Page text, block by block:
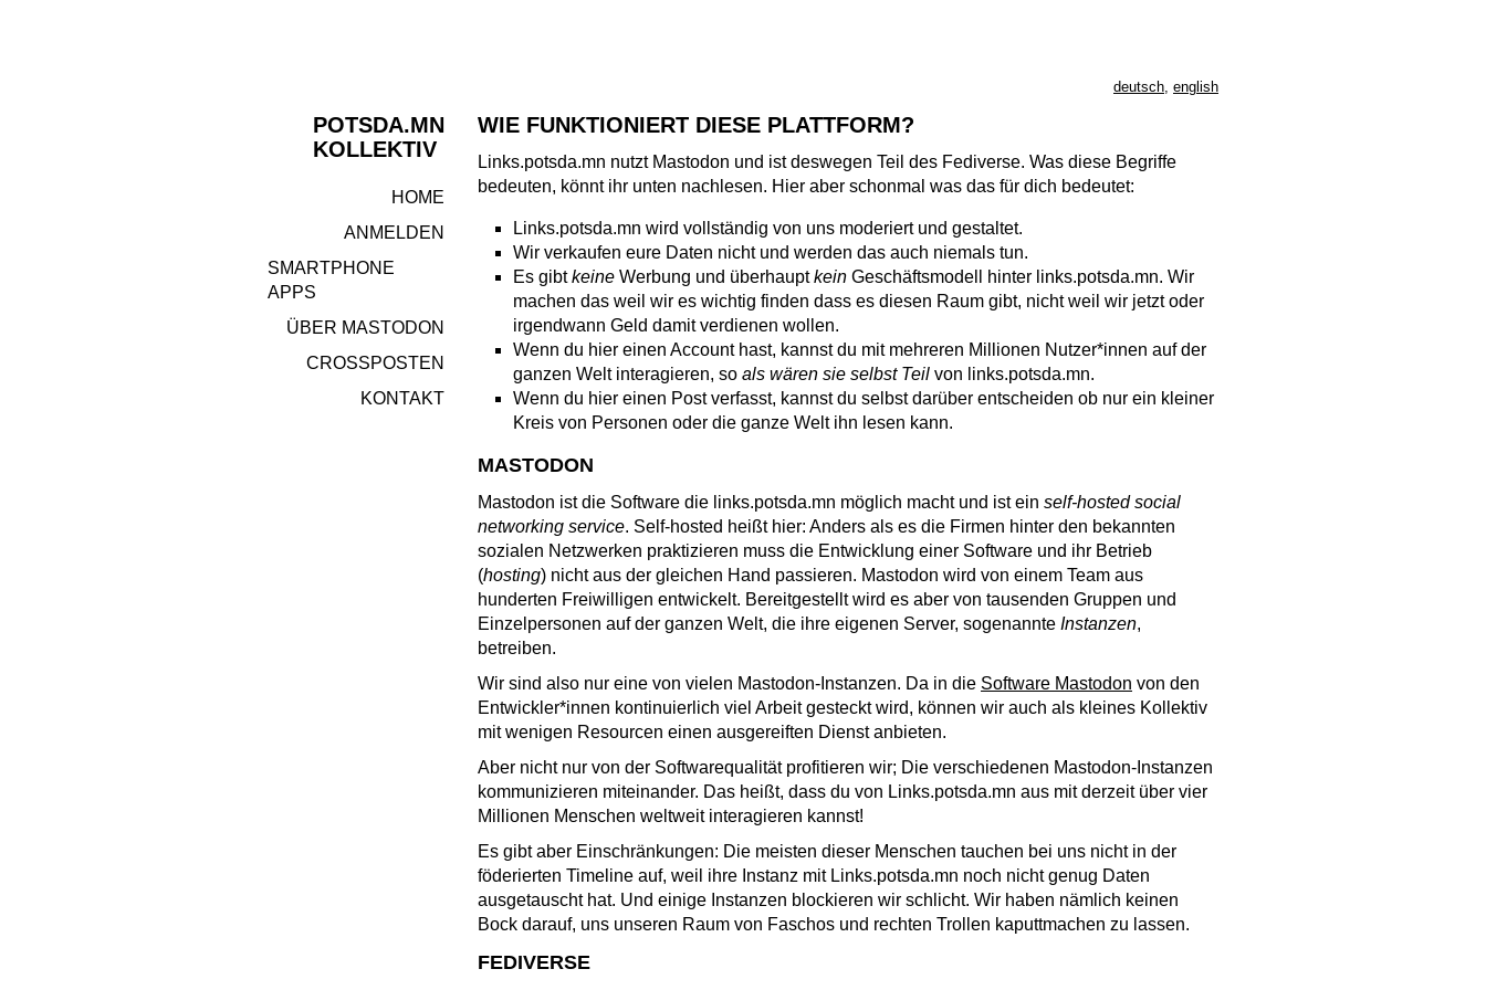
deutsch, english
POTSDA.MN
KOLLEKTIV
HOME
ANMELDEN
SMARTPHONE
APPS
ÜBER MASTODON
CROSSPOSTEN
KONTAKT
WIE FUNKTIONIERT DIESE PLATTFORM?
Links.potsda.mn nutzt Mastodon und ist deswegen Teil des Fediverse. Was diese Begriffe
bedeuten, könnt ihr unten nachlesen. Hier aber schonmal was das für dich bedeutet:
Links.potsda.mn wird vollständig von uns moderiert und gestaltet.
Wir verkaufen eure Daten nicht und werden das auch niemals tun.
Es gibtkeine Werbung und überhauptkein Geschäftsmodell hinter links.potsda.mn. Wir
machen das weil wir es wichtig finden dass es diesen Raum gibt, nicht weil wir jetzt oder
irgendwann Geld damit verdienen wollen.
Wenn du hier einen Account hast, kannst du mit mehreren Millionen Nutzer*innen auf der
ganzen Welt interagieren, so als wären sie selbst Teil von links.potsda.mn.
Wenn du hier einen Post verfasst, kannst du selbst darüber entscheiden ob nur ein kleiner
Kreis von Personen oder die ganze Welt ihn lesen kann.
MASTODON
Mastodon ist die Software die links.potsda.mn möglich macht und ist ein self-hosted social
networking service. Self-hosted heißt hier: Anders als es die Firmen hinter den bekannten
sozialen Netzwerken praktizieren muss die Entwicklung einer Software und ihr Betrieb
(hosting) nicht aus der gleichen Hand passieren. Mastodon wird von einem Team aus
hunderten Freiwilligen entwickelt. Bereitgestellt wird es aber von tausenden Gruppen und
Einzelpersonen auf der ganzen Welt, die ihre eigenen Server, sogenannte Instanzen,
betreiben.
Wir sind also nur eine von vielen Mastodon-Instanzen. Da in die Software Mastodon von den
Entwickler*innen kontinuierlich viel Arbeit gesteckt wird, können wir auch als kleines Kollektiv
mit wenigen Resourcen einen ausgereiften Dienst anbieten.
Aber nicht nur von der Softwarequalität profitieren wir; Die verschiedenen Mastodon-Instanzen
kommunizieren miteinander. Das heißt, dass du von Links.potsda.mn aus mit derzeit über vier
Millionen Menschen weltweit interagieren kannst!
Es gibt aber Einschränkungen: Die meisten dieser Menschen tauchen bei uns nicht in der
föderierten Timeline auf, weil ihre Instanz mit Links.potsda.mn noch nicht genug Daten
ausgetauscht hat. Und einige Instanzen blockieren wir schlicht. Wir haben nämlich keinen
Bock darauf, uns unseren Raum von Faschos und rechten Trollen kaputtmachen zu lassen.
FEDIVERSE